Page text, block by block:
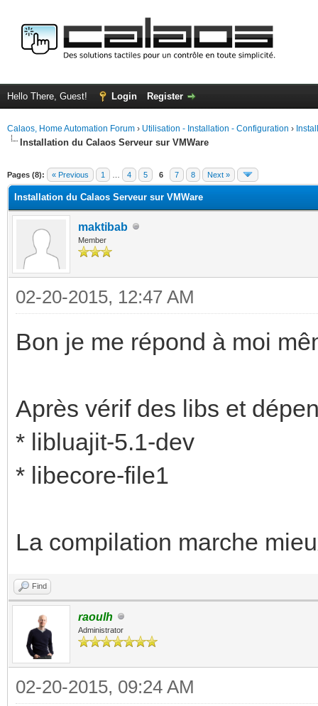
Hello There, Guest! Login Register
Calaos, Home Automation Forum › Utilisation - Installation - Configuration ›
Installation du Calaos Serveur sur VMWare
Pages (8): « Previous 1 4 5 6 7 8 Next »
Installation du Calaos Serveur sur VMWare
maktibab
Member
02-20-2015, 12:47 AM
Bon je me répond à moi
Après vérif des libs et
* libluajit-5.1-dev
* libecore-file1
La compilation marche
Find
raoulh
Administrator
02-20-2015, 09:24 AM